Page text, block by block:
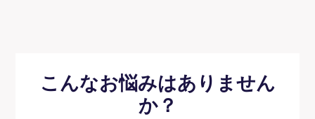
こんなお悩みはありません
か？